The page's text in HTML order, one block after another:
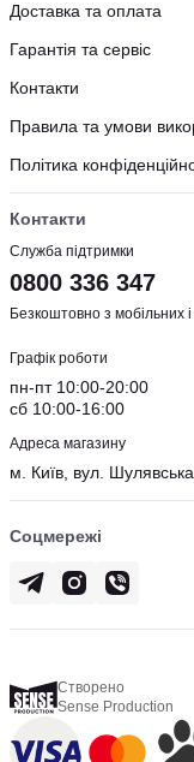
Доставка та оплата
Гарантія та сервіс
Контакти
Правила та умови
Політика
Контакти
Служба підтримки
0800 336 347
Безкоштовно з мобільних
Графік роботи
пн-пт 10:00-20:00
сб 10:00-16:00
Адреса магазину
м. Київ, вул.
Соцмережі
Створено
Sense Production